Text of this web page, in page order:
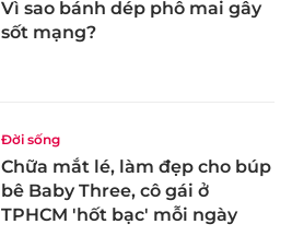
Vì sao bánh dép phô mai gây
sốt mạng?
Đời sống
Chữa mắt lé, làm đẹp cho búp
bê Baby Three, cô gái ở
TPHCM 'hốt bạc' mỗi ngày